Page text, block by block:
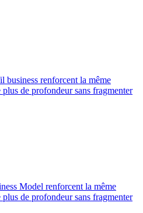
business renforcent la même
de profondeur sans fragmenter
Model renforcent la même
de profondeur sans fragmenter